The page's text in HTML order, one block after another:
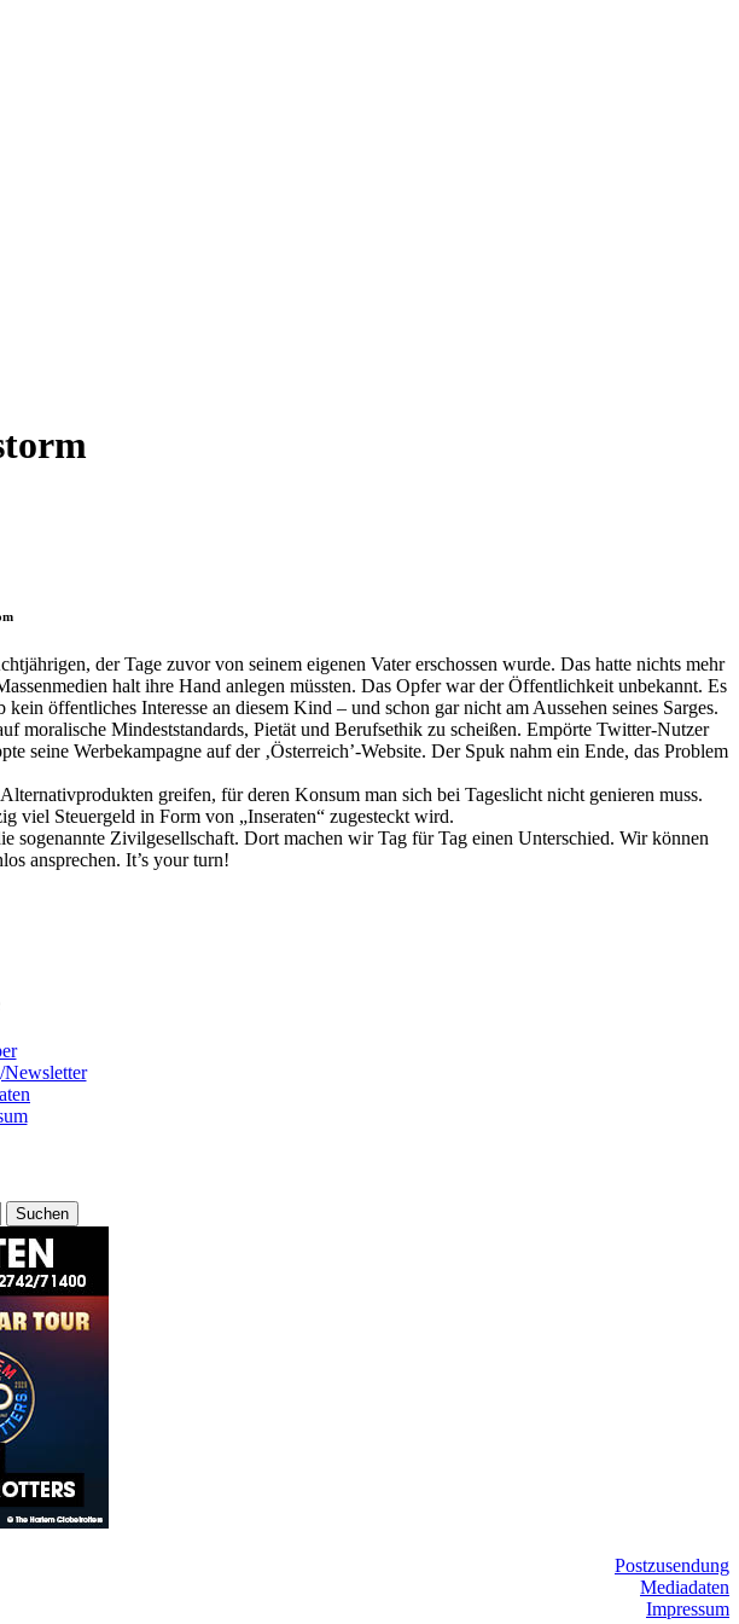
der Tage zuvor von seinem eigenen Vater erschossen wurde. Das hatte nichts mehr
halt ihre Hand anlegen müssten. Das Opfer war der Öffentlichkeit unbekannt. Es
öffentliches Interesse an diesem Kind – und schon gar nicht am Aussehen seines Sarges.
moralische Mindeststandards, Pietät und Berufsethik zu scheißen. Empörte Twitter-Nutzer
seine Werbekampagne auf der ‚Österreich’-Website. Der Spuk nahm ein Ende, das Problem
greifen, für deren Konsum man sich bei Tageslicht nicht genieren muss.
viel Steuergeld in Form von „Inseraten“ zugesteckt wird.
sogenannte Zivilgesellschaft. Dort machen wir Tag für Tag einen Unterschied. Wir können
ansprechen. It’s your turn!
Newsletter
Suchen
Postzusendung
Mediadaten
Impressum